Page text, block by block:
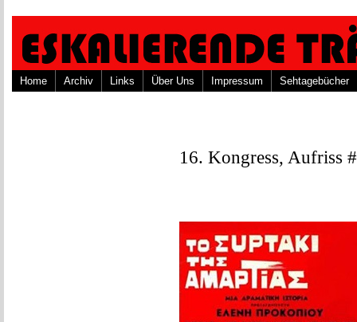
Home Archiv Links Über Uns Impressum Sehtagebücher
16. Kongress, Aufriss